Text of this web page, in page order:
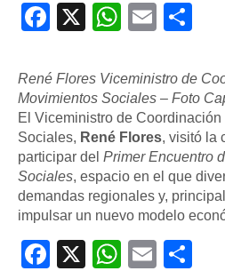
Facebook
X Email
René Flores Viceministro de
Movimientos Sociales – Foto
El Viceministro de
Sociales, René Flores, visitó la
participar del Primer Encuentro
Sociales, espacio en el que
demandas regionales y,
impulsar un nuevo modelo
Facebook
X Email